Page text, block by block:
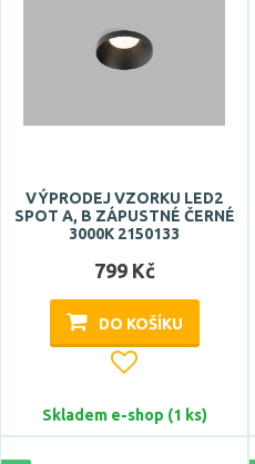
VÝPRODEJ VZORKU LED2
SPOT A, B ZÁPUSTNÉ ČERNÉ
3000K 2150133
799 Kč
DO KOŠÍKU
Skladem e-shop (1 ks)